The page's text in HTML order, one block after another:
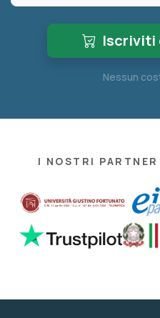
Iscriviti
Nessun
I NOSTRI